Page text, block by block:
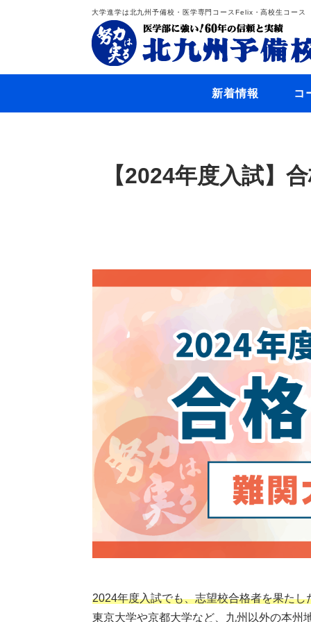
大学進学は北九州予備校・医学専門コースFelix・高校生コース
新着情報 コ
【2024年度入試】
2024年度入試でも、志望校合格者を果た
東京大学や京都大学など、九州以外の本州